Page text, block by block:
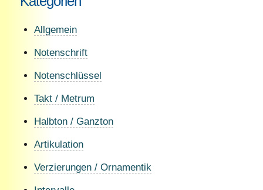
Allgemein
Notenschrift
Notenschlüssel
Takt / Metrum
Halbton / Ganzton
Artikulation
Verzierungen / Ornamentik